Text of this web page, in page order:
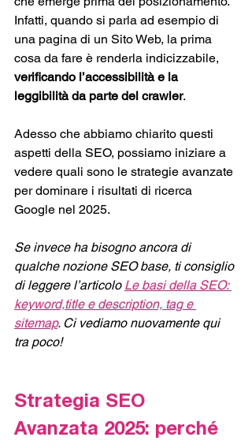
Infatti, quando si parla ad esempio di
una pagina di un Sito Web, la prima
cosa da fare è renderla indicizzabile,
verificando l’accessibilità e la
leggibilità da parte del crawler.
Adesso che abbiamo chiarito questi
aspetti della SEO, possiamo iniziare a
vedere quali sono le strategie avanzate
per dominare i risultati di ricerca
Google nel 2025.
Se invece ha bisogno ancora di
qualche nozione SEO base, ti consiglio
di leggere l’articolo Le basi della SEO:
keyword,title e description, tag e
sitemap. Ci vediamo nuovamente qui
tra poco!
Strategia SEO
Avanzata 2025: perché